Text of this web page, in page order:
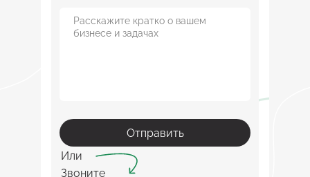
Отправить
Или
Звоните